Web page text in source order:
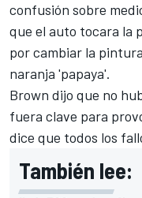
confusión sobre
que el auto tocara la
por cambiar la
naranja 'papaya'.
Brown dijo que no
fuera clave para
dice que todos los
También lee: